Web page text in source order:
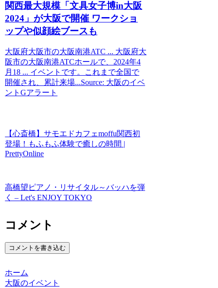
関西最大規模「文具女子博in大阪
2024」が大阪で開催 ワークショ
ップや似顔絵ブースも
大阪府大阪市の大阪南港ATC ... 大阪府大
阪市の大阪南港ATCホールで、2024年4
月18 ... イベントです。これまで全国で
開催され、累計来場...Source: 大阪のイベ
ントGアラート
【心斎橋】サモエドカフェmoffu関西初
登場！もふもふ体験で癒しの時間 |
PrettyOnline
高橋望ピアノ・リサイタル～バッハを弾
く – Let's ENJOY TOKYO
コメント
コメントを書き込む
ホーム
大阪のイベント